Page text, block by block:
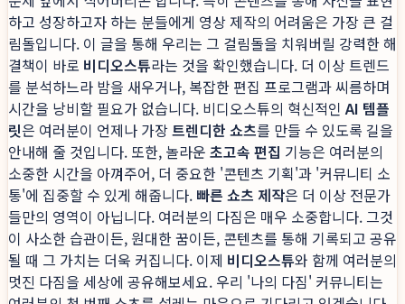
하고 성장하고자 하는 분들에게 영상 제작의 어려움은 가장 큰 걸
림돌입니다. 이 글을 통해 우리는 그 걸림돌을 치워버릴 강력한 해
결책이 바로 비디오스튜라는 것을 확인했습니다. 더 이상 트렌드
를 분석하느라 밤을 새우거나, 복잡한 편집 프로그램과 씨름하며
시간을 낭비할 필요가 없습니다. 비디오스튜의 혁신적인 AI 템플
릿은 여러분이 언제나 가장트렌디한 쇼츠를 만들 수 있도록 길을
안내해 줄 것입니다. 또한, 놀라운 초고속 편집 기능은 여러분의
소중한 시간을 아껴주어, 더 중요한 '콘텐츠 기획'과 '커뮤니티 소
통'에 집중할 수 있게 해줍니다. 빠른 쇼츠 제작은 더 이상 전문가
들만의 영역이 아닙니다. 여러분의 다짐은 매우 소중합니다. 그것
이 사소한 습관이든, 원대한 꿈이든, 콘텐츠를 통해 기록되고 공유
될 때 그 가치는 더욱 커집니다. 이제 비디오스튜와 함께 여러분의
멋진 다짐을 세상에 공유해보세요. 우리 '나의 다짐' 커뮤니티는